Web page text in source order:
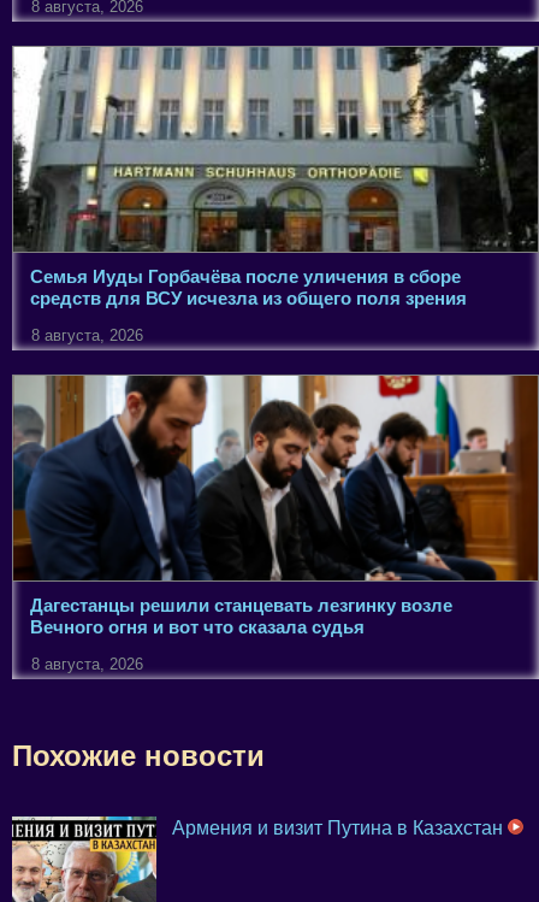
8 августа, 2026
Семья Иуды Горбачёва после уличения в сборе
средств для ВСУ исчезла из общего поля зрения
8 августа, 2026
Дагестанцы решили станцевать лезгинку возле
Вечного огня и вот что сказала судья
8 августа, 2026
Похожие новости
Армения и визит Путина в Казахстан